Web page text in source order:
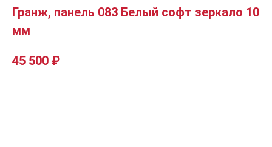
Гранж, панель 083 Белый софт зеркало 10
мм
45 500 ₽